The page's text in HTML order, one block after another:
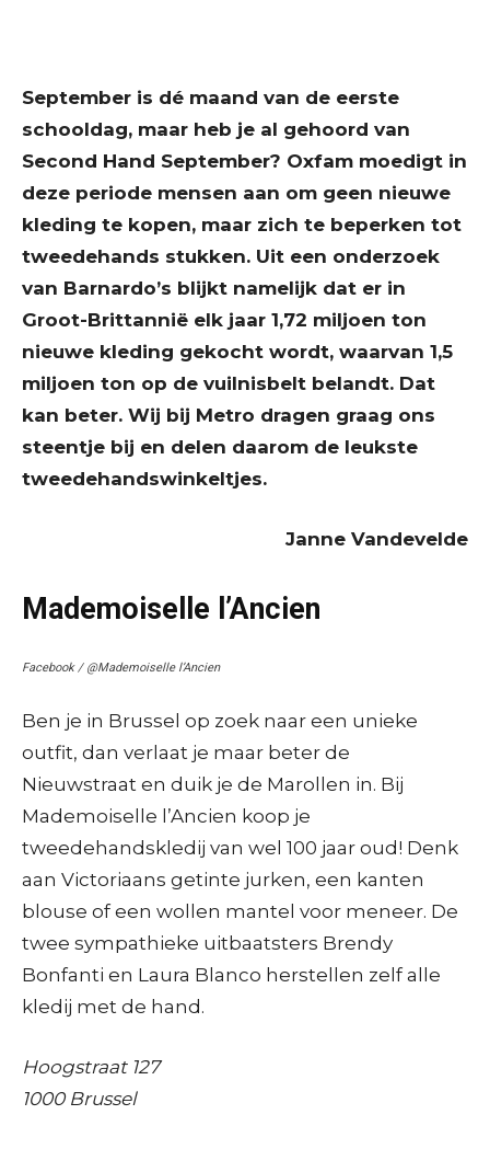
September is dé maand van de eerste
schooldag, maar heb je al gehoord van
Second Hand September? Oxfam moedigt in
deze periode mensen aan om geen nieuwe
kleding te kopen, maar zich te beperken tot
tweedehands stukken. Uit een onderzoek
van Barnardo’s blijkt namelijk dat er in
Groot-Brittannië elk jaar 1,72 miljoen ton
nieuwe kleding gekocht wordt, waarvan 1,5
miljoen ton op de vuilnisbelt belandt. Dat
kan beter. Wij bij Metro dragen graag ons
steentje bij en delen daarom de leukste
tweedehandswinkeltjes.
Janne Vandevelde
Mademoiselle l’Ancien
Facebook / @Mademoiselle l’Ancien
Ben je in Brussel op zoek naar een unieke
outfit, dan verlaat je maar beter de
Nieuwstraat en duik je de Marollen in. Bij
Mademoiselle l’Ancien koop je
tweedehandskledij van wel 100 jaar oud! Denk
aan Victoriaans getinte jurken, een kanten
blouse of een wollen mantel voor meneer. De
twee sympathieke uitbaatsters Brendy
Bonfanti en Laura Blanco herstellen zelf alle
kledij met de hand.
Hoogstraat 127
1000 Brussel